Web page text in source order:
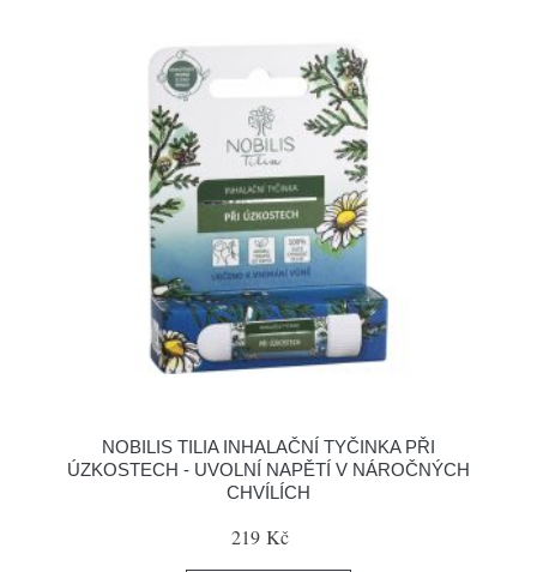
NOBILIS TILIA INHALAČNÍ TYČINKA PŘI
ÚZKOSTECH - UVOLNÍ NAPĚTÍ V NÁROČNÝCH
CHVÍLÍCH
219 Kč